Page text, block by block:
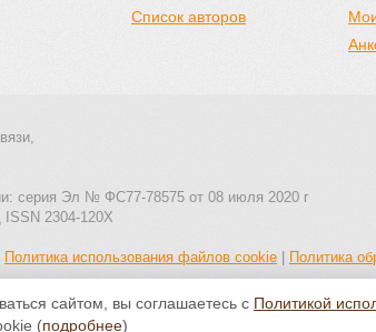
Список авторов
серия Эл № ФС77-78575 от 08 июля 2020 г
2304-120X
Политика использования файлов cookie
Политика
С указанием авторства 4.0 Всемирная
сайтом, вы соглашаетесь с Политикой
(подробнее)